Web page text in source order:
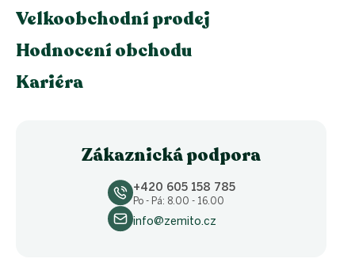
Velkoobchodní prodej
Hodnocení obchodu
Kariéra
Zákaznická podpora
+420 605 158 785
Po - Pá: 8.00 - 16.00
info@zemito.cz